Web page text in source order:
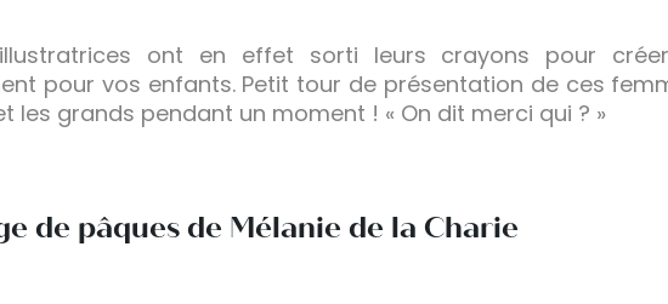
illustratrices ont en effet sorti leurs crayons pour
pour vos enfants. Petit tour de présentation de ces
les grands pendant un moment ! « On dit merci qui ? »
de pâques de Mélanie de la Charie